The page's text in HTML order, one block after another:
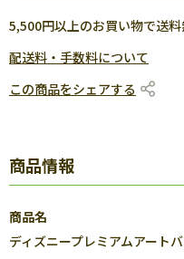
5,500円以上のお買い物で送
配送料・手数料について
この商品をシェアする
商品情報
商品名
ディズニープレミアムアート